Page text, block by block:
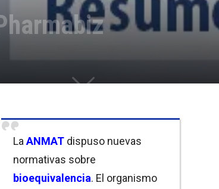
La ANMAT dispuso nuevas
normativas sobre
bioequivalencia. El organismo